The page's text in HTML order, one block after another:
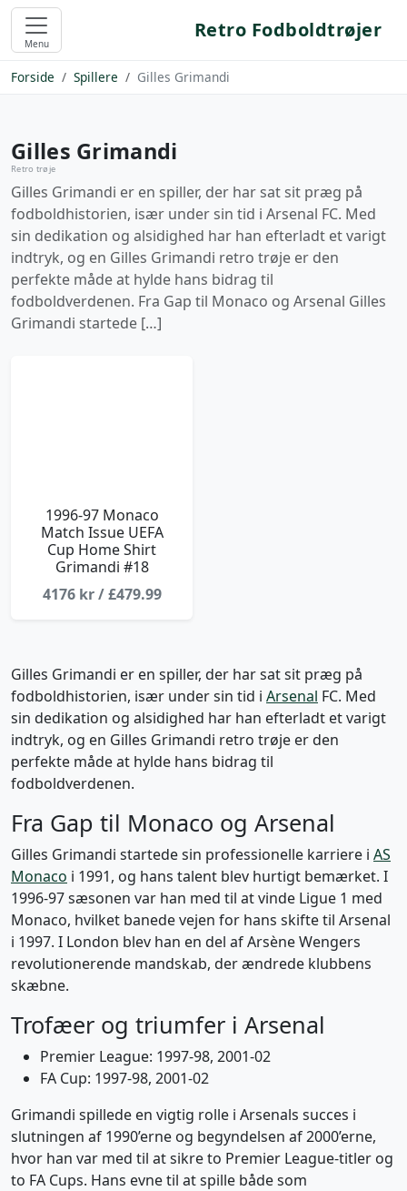
Menu
Retro Fodboldtrøjer
Forside Spillere Gilles Grimandi
Gilles Grimandi
Retro trøje
Gilles Grimandi er en spiller, der har sat sit præg på
fodboldhistorien, især under sin tid i Arsenal FC. Med
sin dedikation og alsidighed har han efterladt et varigt
indtryk, og en Gilles Grimandi retro trøje er den
perfekte måde at hylde hans bidrag til
fodboldverdenen. Fra Gap til Monaco og Arsenal Gilles
Grimandi startede […]
1996-97 Monaco
Match Issue UEFA
Cup Home Shirt
Grimandi #18
4176 kr / £479.99
Gilles Grimandi er en spiller, der har sat sit præg på
fodboldhistorien, især under sin tid i Arsenal FC. Med
sin dedikation og alsidighed har han efterladt et varigt
indtryk, og en Gilles Grimandi retro trøje er den
perfekte måde at hylde hans bidrag til
fodboldverdenen.
Fra Gap til Monaco og Arsenal
Gilles Grimandi startede sin professionelle karriere i AS
Monaco i 1991, og hans talent blev hurtigt bemærket. I
1996-97 sæsonen var han med til at vinde Ligue 1 med
Monaco, hvilket banede vejen for hans skifte til Arsenal
i 1997. I London blev han en del af Arsène Wengers
revolutionerende mandskab, der ændrede klubbens
skæbne.
Trofæer og triumfer i Arsenal
Premier League: 1997-98, 2001-02
FA Cup: 1997-98, 2001-02
Grimandi spillede en vigtig rolle i Arsenals succes i
slutningen af 1990’erne og begyndelsen af 2000’erne,
hvor han var med til at sikre to Premier League-titler og
to FA Cups. Hans evne til at spille både som